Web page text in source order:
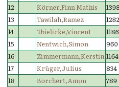
12
Körner,Finn Mathis
1398
13
Tawilah,Ramez 1282
14
Thielicke,Vincent 1186
15
Nentwich,Simon 960
16
Zimmermann,Kerstin 1164
17
Krüger,Julius 834
18
Borchert,Amon 789